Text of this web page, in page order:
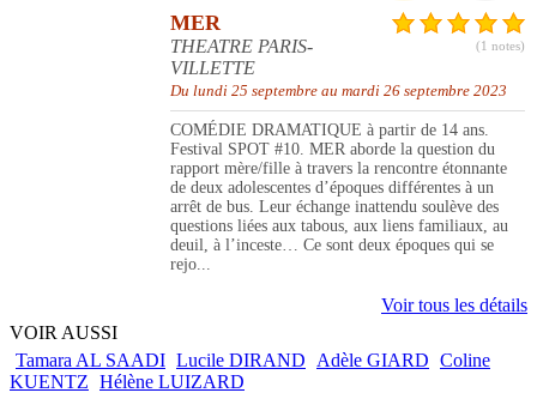
(1 notes)
MER
THEATRE PARIS-
VILLETTE
Du lundi 25 septembre au mardi 26 septembre 2023
COMÉDIE DRAMATIQUE à partir de 14 ans.
Festival SPOT #10. MER aborde la question du
rapport mère/fille à travers la rencontre étonnante
de deux adolescentes d’époques différentes à un
arrêt de bus. Leur échange inattendu soulève des
questions liées aux tabous, aux liens familiaux, au
deuil, à l’inceste… Ce sont deux époques qui se
rejo...
Voir tous les détails
VOIR AUSSI
Tamara AL SAADI Lucile DIRAND Adèle GIARD Coline
KUENTZ Hélène LUIZARD